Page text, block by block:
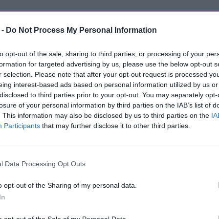
- Do Not Process My Personal Information
opt-out of the sale, sharing to third parties, or processing of your
for targeted advertising by us, please use the below opt-out
selection. Please note that after your opt-out request is processed
interest-based ads based on personal information utilized by us
to third parties prior to your opt-out. You may separately
of your personal information by third parties on the IAB’s list of
This information may also be disclosed by us to third parties on the
Participants that may further disclose it to other third parties.
Data Processing Opt Outs
opt-out of the Sharing of my personal data.
για τους αστυνομικούς που
σε αυτοκτονία. Τίποτα
ξεκάθαρο. Το τοπίο παραμένει
οι μαρτυρίες στο Live News
συζητήσεις.
παντρευτεί και υπηρετούσε στη
σε μαρμάρινο σταυρό,
της Μυτιλήνης. Οι δικοί του
Μεγάλης Παρασκευής.
Ήταν κρεμασμένος από τον